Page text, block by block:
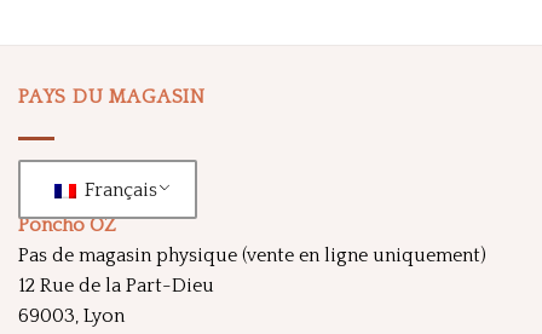
PAYS DU MAGASIN
Français
Poncho OZ
Pas de magasin physique (vente en ligne uniquement)
12 Rue de la Part-Dieu
69003, Lyon